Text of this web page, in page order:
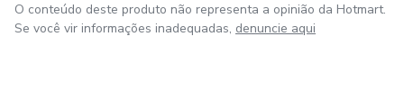
O conteúdo deste produto não representa a opinião da Hotmart.
Se você vir informações inadequadas, denuncie aqui